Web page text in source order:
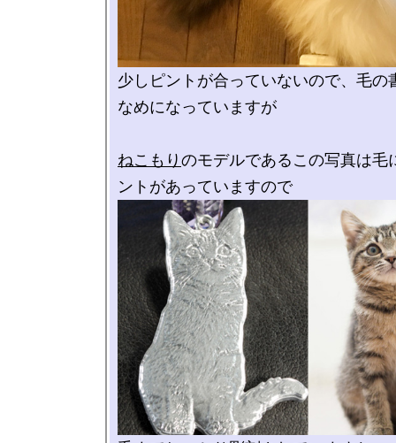
少しピントが合っていないので、毛の
なめになっていますが
ねこもりのモデルであるこの写真は毛